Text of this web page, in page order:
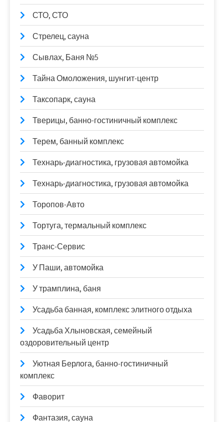
СТО, СТО
Стрелец, сауна
Сывлах, Баня №5
Тайна Омоложения, шунгит-центр
Таксопарк, сауна
Тверицы, банно-гостиничный комплекс
Терем, банный комплекс
Технарь-диагностика, грузовая автомойка
Технарь-диагностика, грузовая автомойка
Торопов-Авто
Тортуга, термальный комплекс
Транс-Сервис
У Паши, автомойка
У трамплина, баня
Усадьба банная, комплекс элитного отдыха
Усадьба Хлыновская, семейный
оздоровительный центр
Уютная Берлога, банно-гостиничный
комплекс
Фаворит
Фантазия, сауна